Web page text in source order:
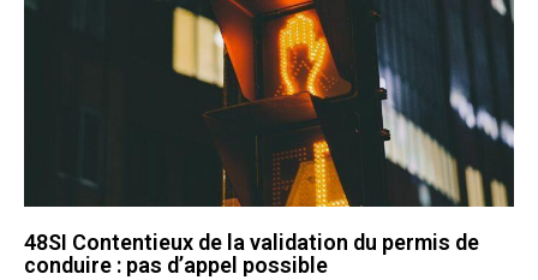
48SI Contentieux de la validation du permis de
conduire : pas d’appel possible